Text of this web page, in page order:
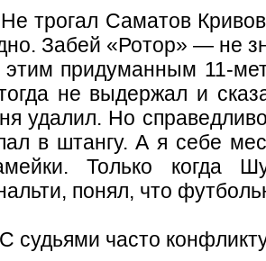
трогал Саматов
Забей «Ротор» — не
придуманным 11-
не выдержал и
удалил. Но
в штангу. А я себе
Только когда
понял, что
судьями часто